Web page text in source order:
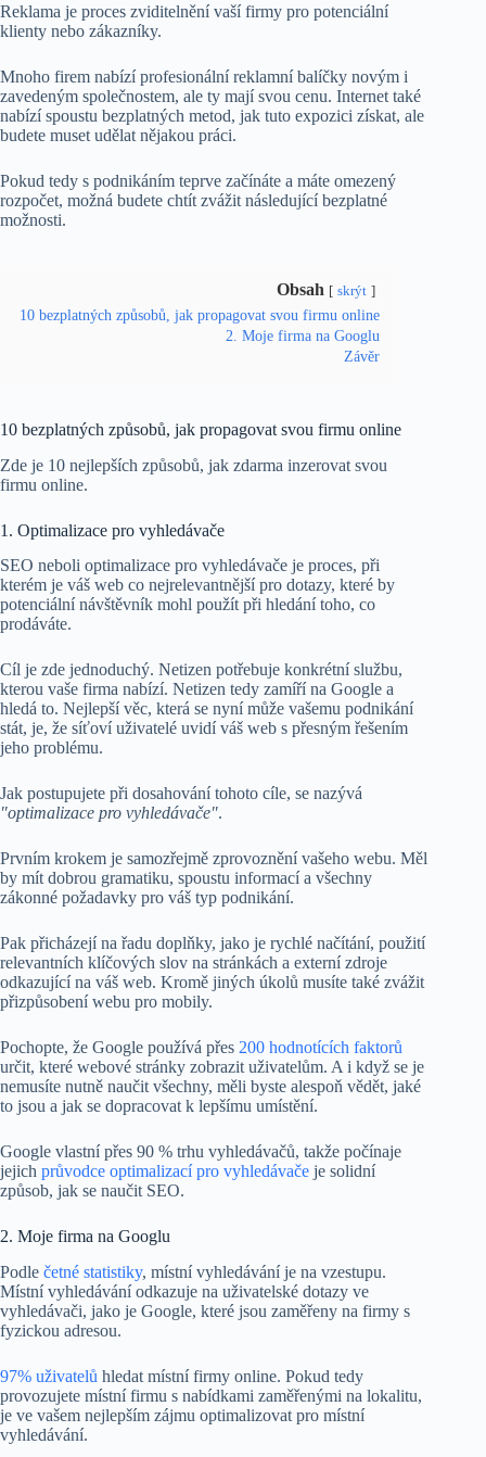
Reklama je proces zviditelnění vaší firmy pro potenciální
klienty nebo zákazníky.
Mnoho firem nabízí profesionální reklamní balíčky novým i
zavedeným společnostem, ale ty mají svou cenu. Internet také
nabízí spoustu bezplatných metod, jak tuto expozici získat, ale
budete muset udělat nějakou práci.
Pokud tedy s podnikáním teprve začínáte a máte omezený
rozpočet, možná budete chtít zvážit následující bezplatné
možnosti.
Obsah skrýt
10 bezplatných způsobů, jak propagovat svou firmu online
2. Moje firma na Googlu
Závěr
10 bezplatných způsobů, jak propagovat svou firmu online
Zde je 10 nejlepších způsobů, jak zdarma inzerovat svou
firmu online.
1. Optimalizace pro vyhledávače
SEO neboli optimalizace pro vyhledávače je proces, při
kterém je váš web co nejrelevantnější pro dotazy, které by
potenciální návštěvník mohl použít při hledání toho, co
prodáváte.
Cíl je zde jednoduchý. Netizen potřebuje konkrétní službu,
kterou vaše firma nabízí. Netizen tedy zamíří na Google a
hledá to. Nejlepší věc, která se nyní může vašemu podnikání
stát, je, že síťoví uživatelé uvidí váš web s přesným řešením
jeho problému.
Jak postupujete při dosahování tohoto cíle, se nazývá
"optimalizace pro vyhledávače".
Prvním krokem je samozřejmě zprovoznění vašeho webu. Měl
by mít dobrou gramatiku, spoustu informací a všechny
zákonné požadavky pro váš typ podnikání.
Pak přicházejí na řadu doplňky, jako je rychlé načítání, použití
relevantních klíčových slov na stránkách a externí zdroje
odkazující na váš web. Kromě jiných úkolů musíte také zvážit
přizpůsobení webu pro mobily.
Pochopte, že Google používá přes 200 hodnotících faktorů
určit, které webové stránky zobrazit uživatelům. A i když se je
nemusíte nutně naučit všechny, měli byste alespoň vědět, jaké
to jsou a jak se dopracovat k lepšímu umístění.
Google vlastní přes 90 % trhu vyhledávačů, takže počínaje
jejich průvodce optimalizací pro vyhledávače je solidní
způsob, jak se naučit SEO.
2. Moje firma na Googlu
Podle četné statistiky, místní vyhledávání je na vzestupu.
Místní vyhledávání odkazuje na uživatelské dotazy ve
vyhledávači, jako je Google, které jsou zaměřeny na firmy s
fyzickou adresou.
97% uživatelů hledat místní firmy online. Pokud tedy
provozujete místní firmu s nabídkami zaměřenými na lokalitu,
je ve vašem nejlepším zájmu optimalizovat pro místní
vyhledávání.